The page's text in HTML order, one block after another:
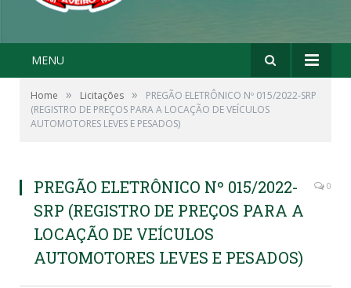
MENU
Home » Licitações »
PREGÃO ELETRÔNICO Nº 015/2022-SRP
(REGISTRO DE PREÇOS PARA A LOCAÇÃO DE VEÍCULOS
AUTOMOTORES LEVES E PESADOS)
PREGÃO ELETRÔNICO Nº 015/2022-
SRP (REGISTRO DE PREÇOS PARA A
LOCAÇÃO DE VEÍCULOS
AUTOMOTORES LEVES E PESADOS)
0